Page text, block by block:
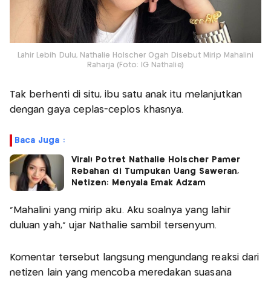
Lahir Lebih Dulu, Nathalie Holscher Ogah Disebut Mirip Mahalini
Raharja (Foto: IG Nathalie)
Tak berhenti di situ, ibu satu anak itu melanjutkan
dengan gaya ceplas-ceplos khasnya.
Baca Juga :
Viral! Potret Nathalie Holscher Pamer
Rebahan di Tumpukan Uang Saweran,
Netizen: Menyala Emak Adzam
"Mahalini yang mirip aku. Aku soalnya yang lahir
duluan yah," ujar Nathalie sambil tersenyum.
Komentar tersebut langsung mengundang reaksi dari
netizen lain yang mencoba meredakan suasana